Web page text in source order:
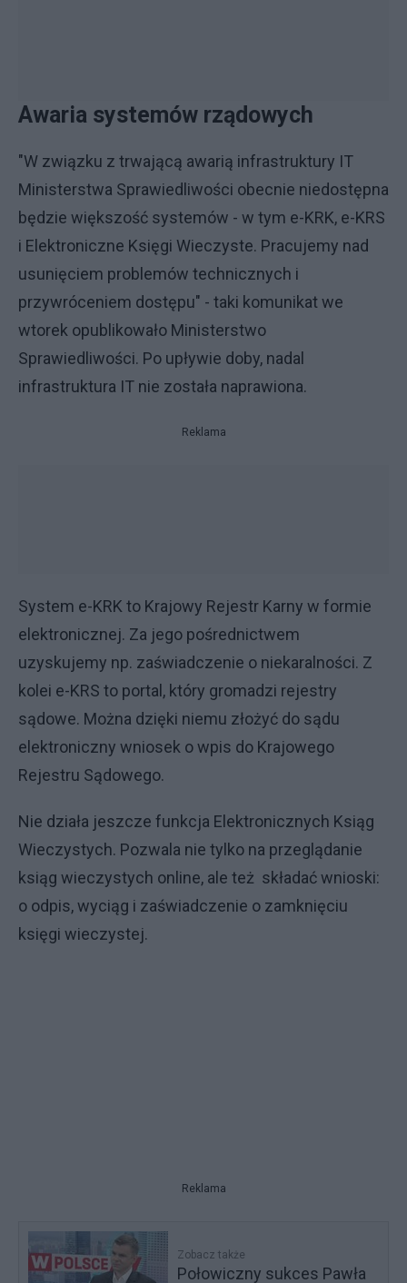
Awaria systemów rządowych
"W związku z trwającą awarią infrastruktury IT
Ministerstwa Sprawiedliwości obecnie niedostępna
będzie większość systemów - w tym e-KRK, e-KRS
i Elektroniczne Księgi Wieczyste. Pracujemy nad
usunięciem problemów technicznych i
przywróceniem dostępu" - taki komunikat we
wtorek opublikowało Ministerstwo
Sprawiedliwości. Po upływie doby, nadal
infrastruktura IT nie została naprawiona.
Reklama
System e-KRK to Krajowy Rejestr Karny w formie
elektronicznej. Za jego pośrednictwem
uzyskujemy np. zaświadczenie o niekaralności. Z
kolei e-KRS to portal, który gromadzi rejestry
sądowe. Można dzięki niemu złożyć do sądu
elektroniczny wniosek o wpis do Krajowego
Rejestru Sądowego.
Nie działa jeszcze funkcja Elektronicznych Ksiąg
Wieczystych. Pozwala nie tylko na przeglądanie
ksiąg wieczystych online, ale też składać wnioski:
o odpis, wyciąg i zaświadczenie o zamknięciu
księgi wieczystej.
Reklama
Zobacz także
Połowiczny sukces Pawła